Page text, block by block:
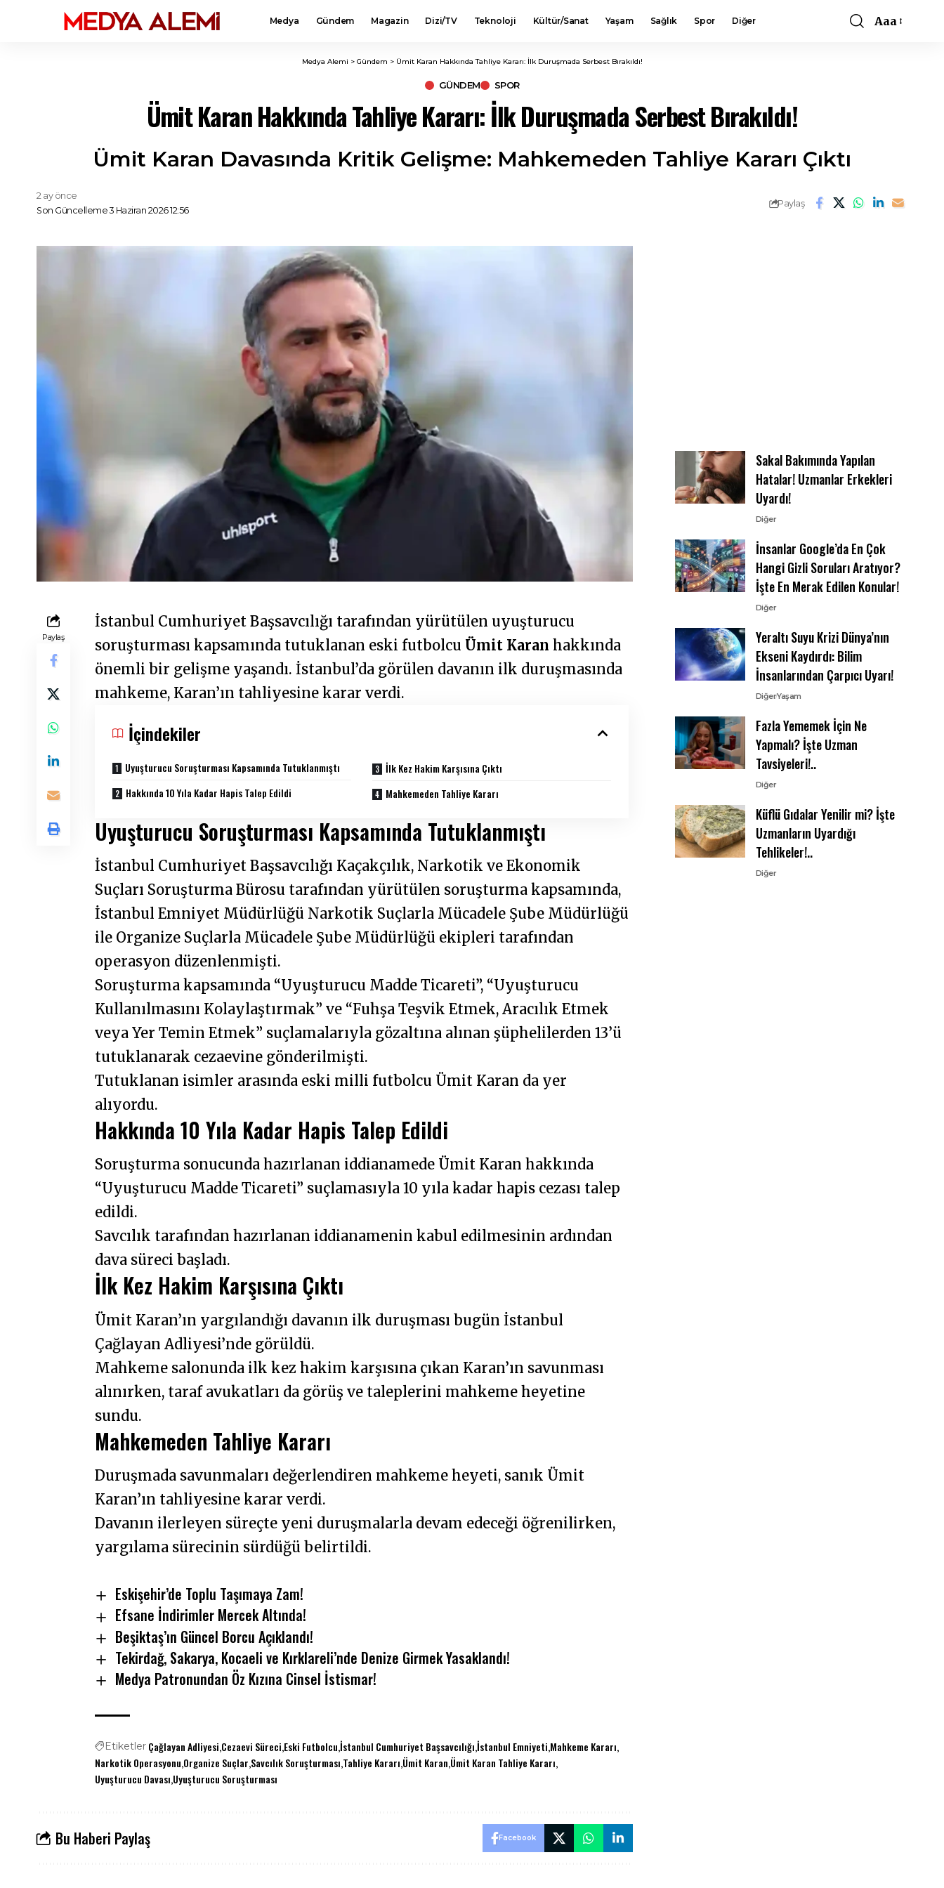
Medya Gündem Magazin Dizi/TV Teknoloji Kültür/Sanat Yaşam Sağlık Spor Diğer
Font
Aaa
Medya Alemi > Gündem > Ümit Karan Hakkında Tahliye Kararı: İlk Duruşmada Serbest Bırakıldı!
GÜNDEM SPOR
Ümit Karan Hakkında Tahliye Kararı: İlk Duruşmada Serbest Bırakıldı!
Ümit Karan Davasında Kritik Gelişme: Mahkemeden Tahliye Kararı Çıktı
Son Güncelleme 3 Haziran 2026 12:56
2 ay önce
Paylaş
Paylaş
İstanbul Cumhuriyet Başsavcılığı tarafından yürütülen uyuşturucu
soruşturması kapsamında tutuklanan eski futbolcu Ümit Karan hakkında
önemli bir gelişme yaşandı. İstanbul’da görülen davanın ilk duruşmasında
mahkeme, Karan’ın tahliyesine karar verdi.
İçindekiler
Uyuşturucu Soruşturması Kapsamında Tutuklanmıştı
Hakkında 10 Yıla Kadar Hapis Talep Edildi
İlk Kez Hakim Karşısına Çıktı
Mahkemeden Tahliye Kararı
Uyuşturucu Soruşturması Kapsamında Tutuklanmıştı
İstanbul Cumhuriyet Başsavcılığı Kaçakçılık, Narkotik ve Ekonomik
Suçları Soruşturma Bürosu tarafından yürütülen soruşturma kapsamında,
İstanbul Emniyet Müdürlüğü Narkotik Suçlarla Mücadele Şube Müdürlüğü
ile Organize Suçlarla Mücadele Şube Müdürlüğü ekipleri tarafından
operasyon düzenlenmişti.
Soruşturma kapsamında “Uyuşturucu Madde Ticareti”, “Uyuşturucu
Kullanılmasını Kolaylaştırmak” ve “Fuhşa Teşvik Etmek, Aracılık Etmek
veya Yer Temin Etmek” suçlamalarıyla gözaltına alınan şüphelilerden 13’ü
tutuklanarak cezaevine gönderilmişti.
Tutuklanan isimler arasında eski milli futbolcu Ümit Karan da yer
alıyordu.
Hakkında 10 Yıla Kadar Hapis Talep Edildi
Soruşturma sonucunda hazırlanan iddianamede Ümit Karan hakkında
“Uyuşturucu Madde Ticareti” suçlamasıyla 10 yıla kadar hapis cezası talep
edildi.
Savcılık tarafından hazırlanan iddianamenin kabul edilmesinin ardından
dava süreci başladı.
İlk Kez Hakim Karşısına Çıktı
Ümit Karan’ın yargılandığı davanın ilk duruşması bugün İstanbul
Çağlayan Adliyesi’nde görüldü.
Mahkeme salonunda ilk kez hakim karşısına çıkan Karan’ın savunması
alınırken, taraf avukatları da görüş ve taleplerini mahkeme heyetine
sundu.
Mahkemeden Tahliye Kararı
Duruşmada savunmaları değerlendiren mahkeme heyeti, sanık Ümit
Karan’ın tahliyesine karar verdi.
Davanın ilerleyen süreçte yeni duruşmalarla devam edeceği öğrenilirken,
yargılama sürecinin sürdüğü belirtildi.
Eskişehir’de Toplu Taşımaya Zam!
Efsane İndirimler Mercek Altında!
Beşiktaş’ın Güncel Borcu Açıklandı!
Tekirdağ, Sakarya, Kocaeli ve Kırklareli’nde Denize Girmek Yasaklandı!
Medya Patronundan Öz Kızına Cinsel İstismar!
Etiketler Çağlayan Adliyesi Cezaevi Süreci Eski Futbolcu İstanbul Cumhuriyet Başsavcılığı İstanbul Emniyeti Mahkeme Kararı
Narkotik Operasyonu Organize Suçlar Savcılık Soruşturması Tahliye Kararı Ümit Karan Ümit Karan Tahliye Kararı
Uyuşturucu Davası Uyuşturucu Soruşturması
Bu Haberi Paylaş Facebook
Sakal Bakımında Yapılan
Hatalar! Uzmanlar Erkekleri
Uyardı!
Diğer
İnsanlar Google’da En Çok
Hangi Gizli Soruları Aratıyor?
İşte En Merak Edilen Konular!
Diğer
Yeraltı Suyu Krizi Dünya’nın
Ekseni Kaydırdı: Bilim
İnsanlarından Çarpıcı Uyarı!
DiğerYaşam
Fazla Yememek İçin Ne
Yapmalı? İşte Uzman
Tavsiyeleri!..
Diğer
Küflü Gıdalar Yenilir mi? İşte
Uzmanların Uyardığı
Tehlikeler!..
Diğer